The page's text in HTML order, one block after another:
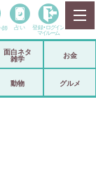
師 占い 登録• ログイン
マイルーム
面白ネタ
雑学
お金
動物 グルメ